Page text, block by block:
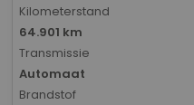
Kilometerstand
64.901 km
Transmissie
Automaat
Brandstof